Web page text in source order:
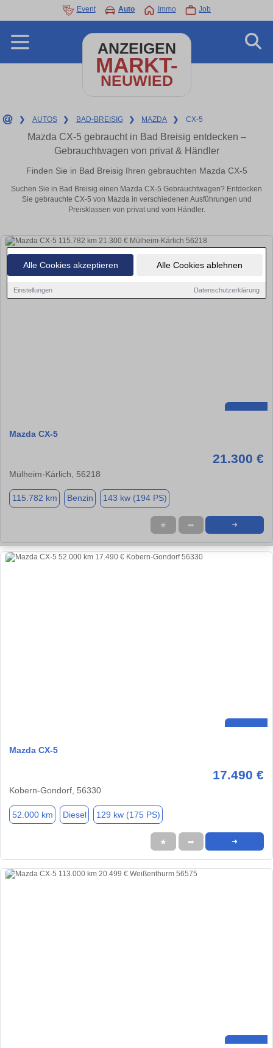
Alle Cookies akzeptieren Alle Cookies ablehnen
Einstellungen Datenschutzerklärung
Event Auto Immo Job
ANZEIGEN
MARKT-
NEUWIED
❯ AUTOS ❯ BAD-BREISIG ❯ MAZDA ❯ CX-5
Mazda CX-5 gebraucht in Bad Breisig entdecken –
Gebrauchtwagen von privat & Händler
Finden Sie in Bad Breisig Ihren gebrauchten Mazda CX-5
Suchen Sie in Bad Breisig einen Mazda CX-5 Gebrauchtwagen? Entdecken
Sie gebrauchte CX-5 von Mazda in verschiedenen Ausführungen und
Preisklassen von privat und vom Händler.
Mazda CX-5
21.300 €
Mülheim-Kärlich, 56218
115.782 km Benzin 143 kw (194 PS)
★ ➦ ➜
Mazda CX-5
17.490 €
Kobern-Gondorf, 56330
52.000 km Diesel 129 kw (175 PS)
★ ➦ ➜